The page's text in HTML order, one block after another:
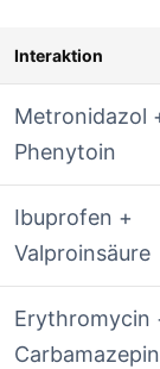
Interaktion
Metronidazol
Phenytoin
Ibuprofen +
Valproinsäure
Erythromycin
Carbamazepin